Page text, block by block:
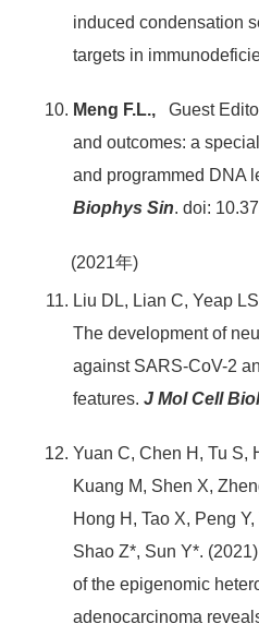
induced condensation
targets in
Meng F.L., Guest
and outcomes: a
and programmed DNA
Biophys Sin. doi:
(2021年)
Liu DL, Lian C, Yeap
The development of
against SARS-CoV-2
features. J Mol Cell
Yuan C, Chen H, Tu S,
Kuang M, Shen X,
Hong H, Tao X, Peng Y,
Shao Z*, Sun Y*.
of the epigenomic
adenocarcinoma